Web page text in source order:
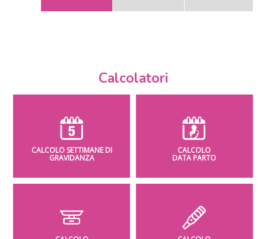
Calcolatori
CALCOLO SETTIMANE DI
GRAVIDANZA
CALCOLO
DATA PARTO